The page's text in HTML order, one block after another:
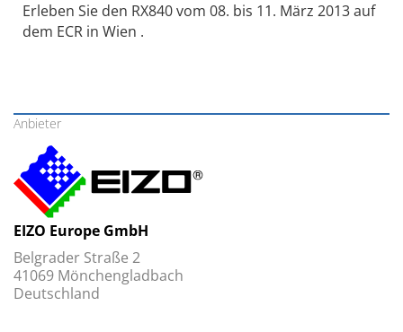
Erleben Sie den RX840 vom 08. bis 11. März 2013 auf
dem ECR in Wien .
Anbieter
EIZO Europe GmbH
Belgrader Straße 2
41069 Mönchengladbach
Deutschland